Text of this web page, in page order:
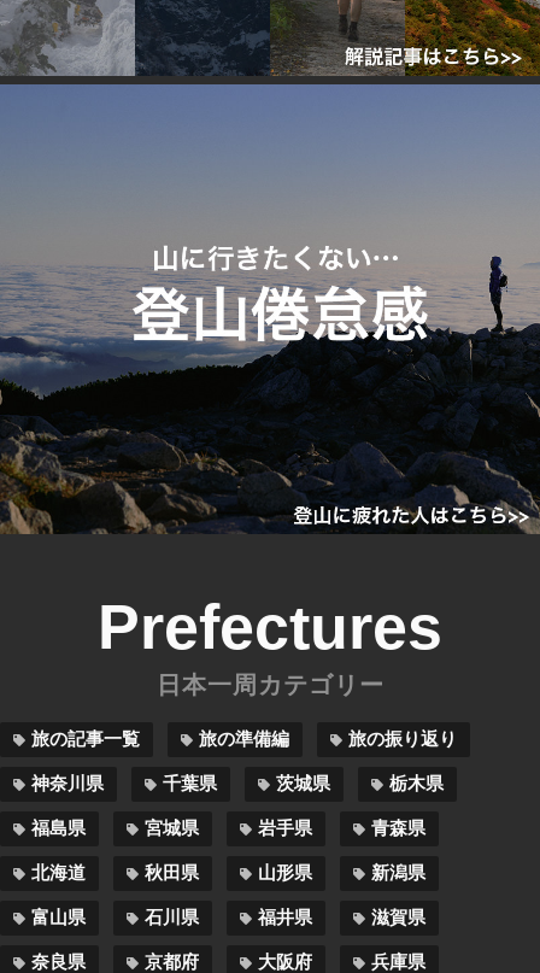
Prefectures
日本一周カテゴリー
旅の記事一覧 旅の準備編 旅の振り返り
神奈川県 千葉県 茨城県 栃木県
福島県 宮城県 岩手県 青森県
北海道 秋田県 山形県 新潟県
富山県 石川県 福井県 滋賀県
奈良県 京都府 大阪府 兵庫県